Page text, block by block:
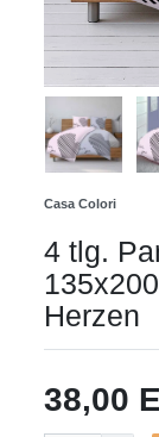
Casa Colori
4 tlg.
Herzen
38,00